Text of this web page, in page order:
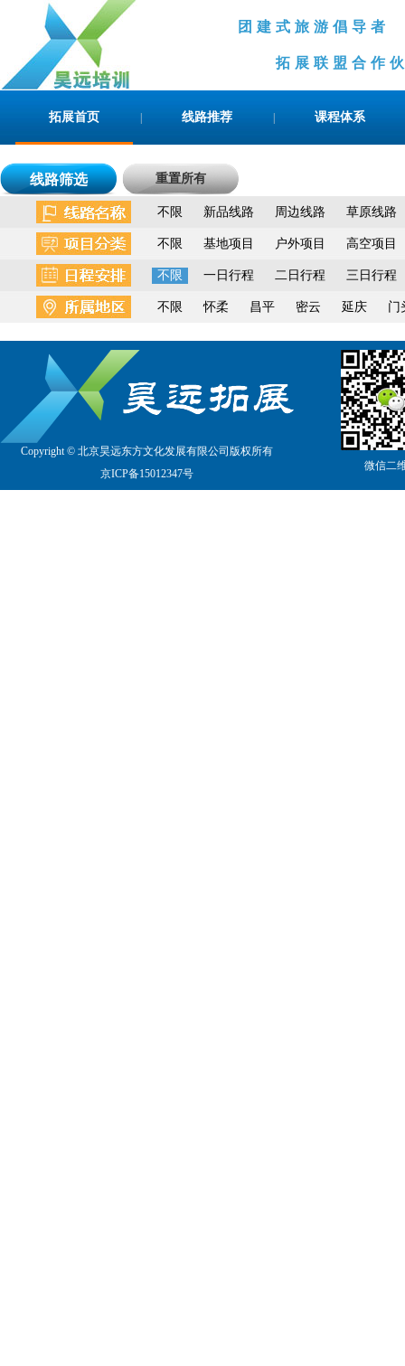
团建式旅游倡导
拓展联盟合作伙
拓展首页 线路推荐 课程体系
线路筛选 重置所有
不限 新品线路 周边线路 草原线路
不限 基地项目 户外项目 高空项目
不限 一日行程 二日行程 三日行程
不限 怀柔 昌平 密云 延庆 门
Copyright © 北京昊远东方文化发展有限公司版权所有
京ICP备15012347号
微信二